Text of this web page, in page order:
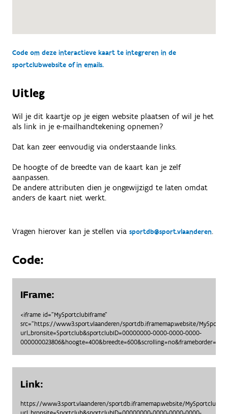
Code om deze interactieve kaart te integreren in de
sportclubwebsite of in emails.
Uitleg
Wil je dit kaartje op je eigen website plaatsen of wil je het
als link in je e-mailhandtekening opnemen?
Dat kan zeer eenvoudig via onderstaande links.
De hoogte of de breedte van de kaart kan je zelf
aanpassen.
De andere attributen dien je ongewijzigd te laten omdat
anders de kaart niet werkt.
Vragen hierover kan je stellen via sportdb@sport.vlaanderen.
Code:
IFrame:
<iframe id="MySportclubIframe"
src="https://www3.sport.vlaanderen/sportdb.iframemap.website/
url_bronsite=Sportclub&sportclubID=00000000-0000-0000-0000-
Link:
https://www3.sport.vlaanderen/sportdb.iframemap.website/